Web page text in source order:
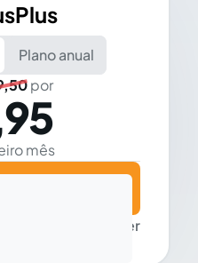
Plano anual
por
mês
quando quiser